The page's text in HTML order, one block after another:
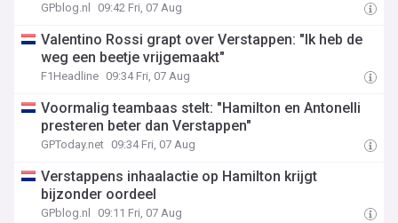
GPblog.nl 09:42 Fri, 07 Aug
Valentino Rossi grapt over Verstappen: "Ik heb de
weg een beetje vrijgemaakt"
F1Headline 09:34 Fri, 07 Aug
Voormalig teambaas stelt: "Hamilton en Antonelli
presteren beter dan Verstappen"
GPToday.net 09:34 Fri, 07 Aug
Verstappens inhaalactie op Hamilton krijgt
bijzonder oordeel
GPblog.nl 09:11 Fri, 07 Aug